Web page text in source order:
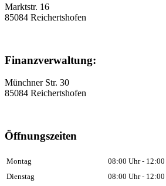
Marktstr. 16
85084 Reichertshofen
Finanzverwaltung:
Münchner Str. 30
85084 Reichertshofen
Öffnungszeiten
Montag
08:00 Uhr - 12:00
Dienstag
08:00 Uhr - 12:00